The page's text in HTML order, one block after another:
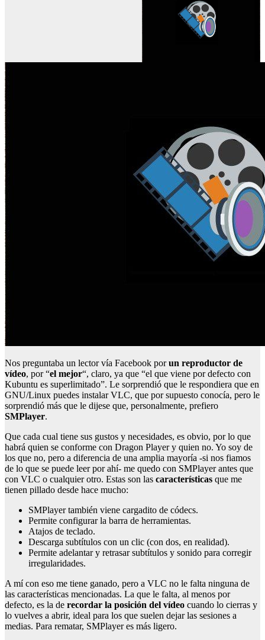
Nos preguntaba un lector vía Facebook porun reproductor de
vídeo, por “el mejor“, claro, ya que “el que viene por defecto con
Kubuntu es superlimitado”. Le sorprendió que le respondiera que en
GNU/Linux puedes instalar VLC, que por supuesto conocía, pero le
sorprendió más que le dijese que, personalmente, prefiero
SMPlayer.
Que cada cual tiene sus gustos y necesidades, es obvio, por lo que
habrá quien se conforme con Dragon Player y quien no. Yo soy de
los que no, pero a diferencia de una amplia mayoría -si nos fiamos
de lo que se puede leer por ahí- me quedo con SMPlayer antes que
con VLC o cualquier otro. Estas son las características que me
tienen pillado desde hace mucho:
SMPlayer también viene cargadito de códecs.
Permite configurar la barra de herramientas.
Atajos de teclado.
Descarga subtítulos con un clic (con dos, en realidad).
Permite adelantar y retrasar subtítulos y sonido para corregir
irregularidades.
A mí con eso me tiene ganado, pero a VLC no le falta ninguna de
las características mencionadas. La que le falta, al menos por
defecto, es la de recordar la posición del vídeo cuando lo cierras y
lo vuelves a abrir, ideal para los que suelen dejar las sesiones a
medias. Para rematar, SMPlayer es más ligero.